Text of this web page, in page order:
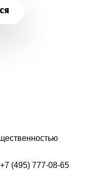
+7 (495) 777-08-65